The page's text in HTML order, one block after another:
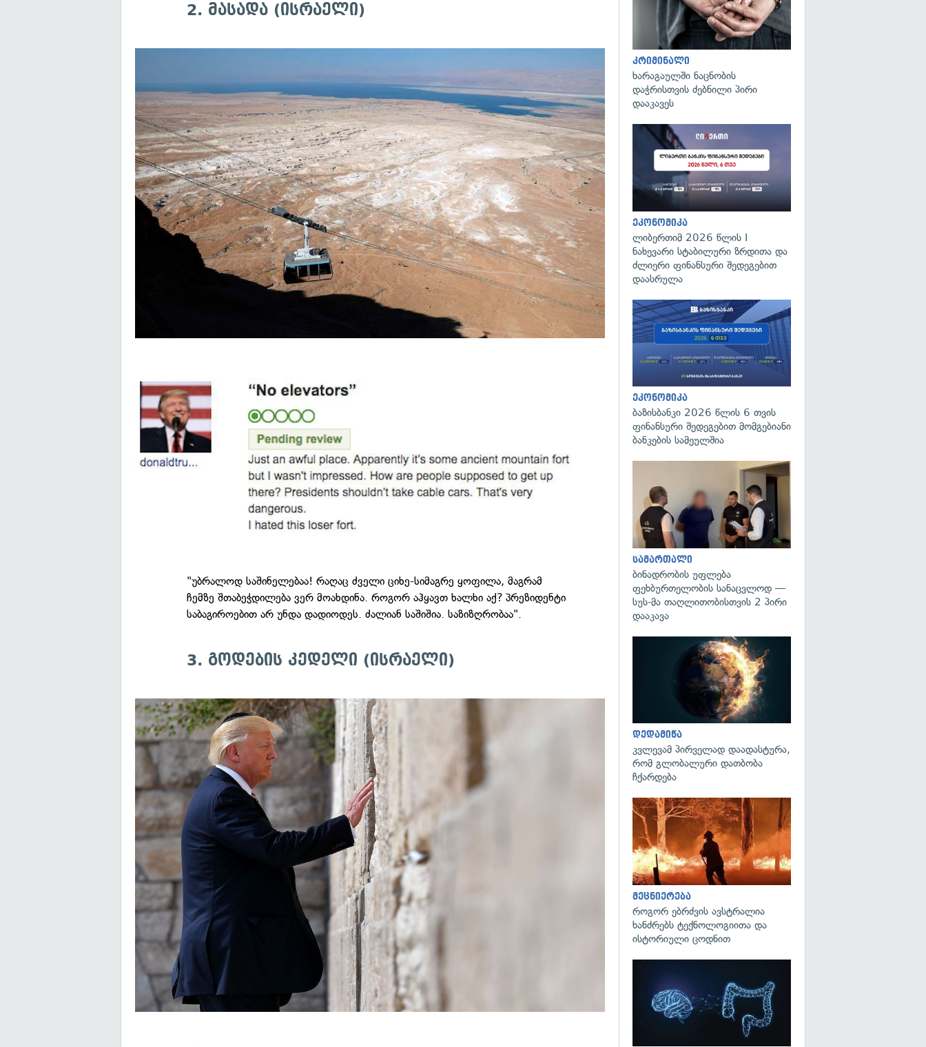
2. მასადა (ისრაელი)
"უბრალოდ საშინელებაა! რაღაც ძველი ციხე-სიმაგრე ყოფილა, მაგრამ
ჩემზე შთაბეჭდილება ვერ მოახდინა. როგორ აჰყავთ ხალხი აქ? პრეზიდენტი
საბაგიროებით არ უნდა დადიოდეს. ძალიან საშიშია. საზიზღრობაა".
3. გოდების კედელი (ისრაელი)
კრიმინალი
ხარაგაულში ნაცნობის
დაჭრისთვის ძებნილი პირი
დააკავეს
ეკონომიკა
ლიბერთიმ 2026 წლის I
ნახევარი სტაბილური ზრდითა და
ძლიერი ფინანსური შედეგებით
დაასრულა
ეკონომიკა
ბაზისბანკი 2026 წლის 6 თვის
ფინანსური შედეგებით მომგებიანი
ბანკების სამეულშია
სამართალი
ბინადრობის უფლება
ფეხბურთელობის სანაცვლოდ —
სუს-მა თაღლითობისთვის 2 პირი
დააკავა
დედამიწა
კვლევამ პირველად დაადასტურა,
რომ გლობალური დათბობა
ჩქარდება
მეცნიერება
როგორ ებრძვის ავსტრალია
ხანძრებს ტექნოლოგიითა და
ისტორიული ცოდნით